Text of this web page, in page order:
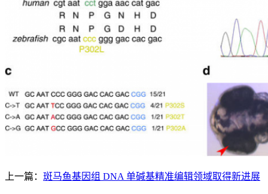
上一篇： 斑马鱼基因组 DNA 单碱基精准编辑领域取得新进展